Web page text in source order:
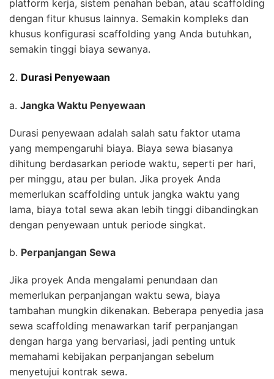
platform kerja, sistem penahan beban, atau scaffolding
dengan fitur khusus lainnya. Semakin kompleks dan
khusus konfigurasi scaffolding yang Anda butuhkan,
semakin tinggi biaya sewanya.
2. Durasi Penyewaan
a. Jangka Waktu Penyewaan
Durasi penyewaan adalah salah satu faktor utama
yang mempengaruhi biaya. Biaya sewa biasanya
dihitung berdasarkan periode waktu, seperti per hari,
per minggu, atau per bulan. Jika proyek Anda
memerlukan scaffolding untuk jangka waktu yang
lama, biaya total sewa akan lebih tinggi dibandingkan
dengan penyewaan untuk periode singkat.
b. Perpanjangan Sewa
Jika proyek Anda mengalami penundaan dan
memerlukan perpanjangan waktu sewa, biaya
tambahan mungkin dikenakan. Beberapa penyedia jasa
sewa scaffolding menawarkan tarif perpanjangan
dengan harga yang bervariasi, jadi penting untuk
memahami kebijakan perpanjangan sebelum
menyetujui kontrak sewa.